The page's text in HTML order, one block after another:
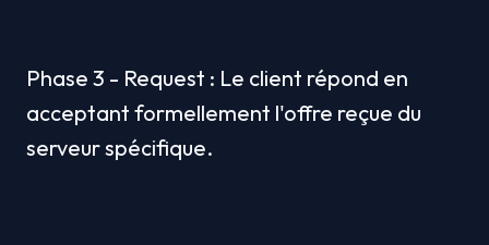
Phase 3 - Request : Le client répond en
acceptant formellement l'offre reçue du
serveur spécifique.